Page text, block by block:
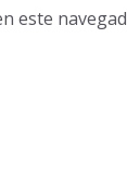
este